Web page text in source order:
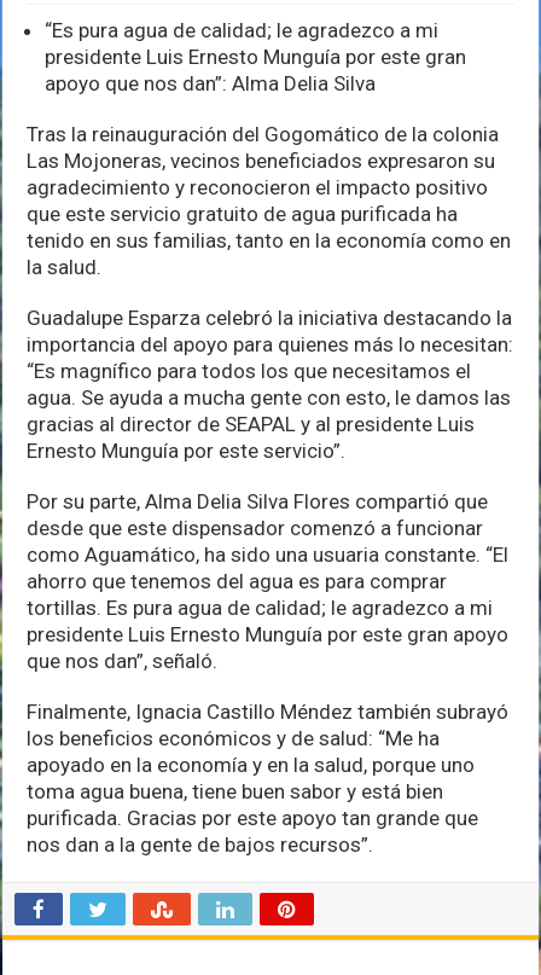
de
Las
Mojoneras
agradecen
rehabilitación
Gogomático
“Es pura agua de calidad; le agradezco a mi
presidente Luis Ernesto Munguía por este gran
apoyo que nos dan”: Alma Delia Silva
Tras la reinauguración del Gogomático de la colonia
Las Mojoneras, vecinos beneficiados expresaron su
agradecimiento y reconocieron el impacto positivo
que este servicio gratuito de agua purificada ha
tenido en sus familias, tanto en la economía como en
la salud.
Guadalupe Esparza celebró la iniciativa destacando la
importancia del apoyo para quienes más lo necesitan:
“Es magnífico para todos los que necesitamos el
agua. Se ayuda a mucha gente con esto, le damos las
gracias al director de SEAPAL y al presidente Luis
Ernesto Munguía por este servicio”.
Por su parte, Alma Delia Silva Flores compartió que
desde que este dispensador comenzó a funcionar
como Aguamático, ha sido una usuaria constante. “El
ahorro que tenemos del agua es para comprar
tortillas. Es pura agua de calidad; le agradezco a mi
presidente Luis Ernesto Munguía por este gran apoyo
que nos dan”, señaló.
Finalmente, Ignacia Castillo Méndez también subrayó
los beneficios económicos y de salud: “Me ha
apoyado en la economía y en la salud, porque uno
toma agua buena, tiene buen sabor y está bien
purificada. Gracias por este apoyo tan grande que
nos dan a la gente de bajos recursos”.